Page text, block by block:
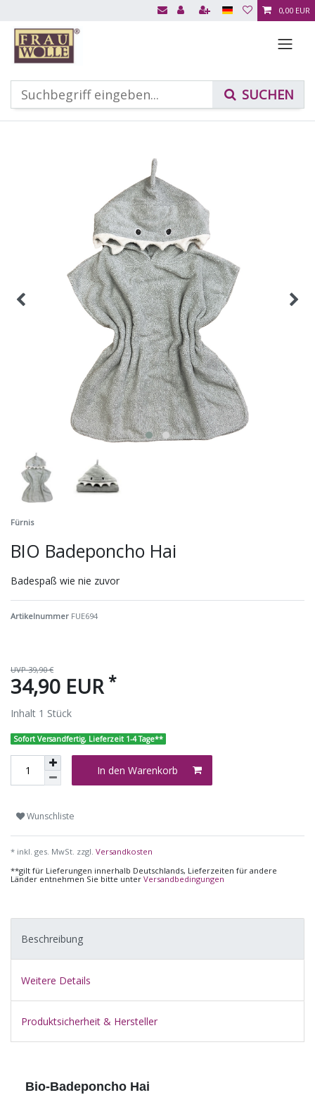
0,00 EUR
Fürnis
BIO Badeponcho Hai
Badespaß wie nie zuvor
Artikelnummer FUE694
UVP 39,90 €
34,90 EUR *
Inhalt 1 Stück
Sofort Versandfertig, Lieferzeit 1-4 Tage**
In den Warenkorb
Wunschliste
* inkl. ges. MwSt. zzgl. Versandkosten
**gilt für Lieferungen innerhalb Deutschlands, Lieferzeiten für andere
Länder entnehmen Sie bitte unter Versandbedingungen
Beschreibung
Weitere Details
Produktsicherheit & Hersteller
Bio-Badeponcho Hai